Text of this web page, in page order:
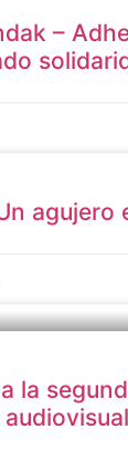
–
agujero
la